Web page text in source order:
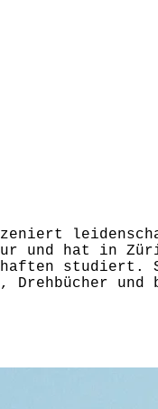
und hat in
Drehbücher und